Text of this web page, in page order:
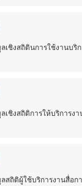
ชิงสถิตินการใช้งานบริก
ชิงสถิติการให้บริการงา
ถิติผู้ใช้บริการงานสื่อกา